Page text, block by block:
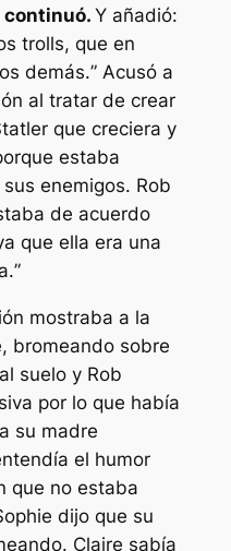
continuó.Y añadió:
trolls, que en
demás.” Acusó a
al tratar de crear
que creciera y
estaba
enemigos. Rob
de acuerdo
que ella era una
”
mostraba a la
bromeando sobre
suelo y Rob
por lo que había
su madre
el humor
que no estaba
dijo que su
Claire sabía